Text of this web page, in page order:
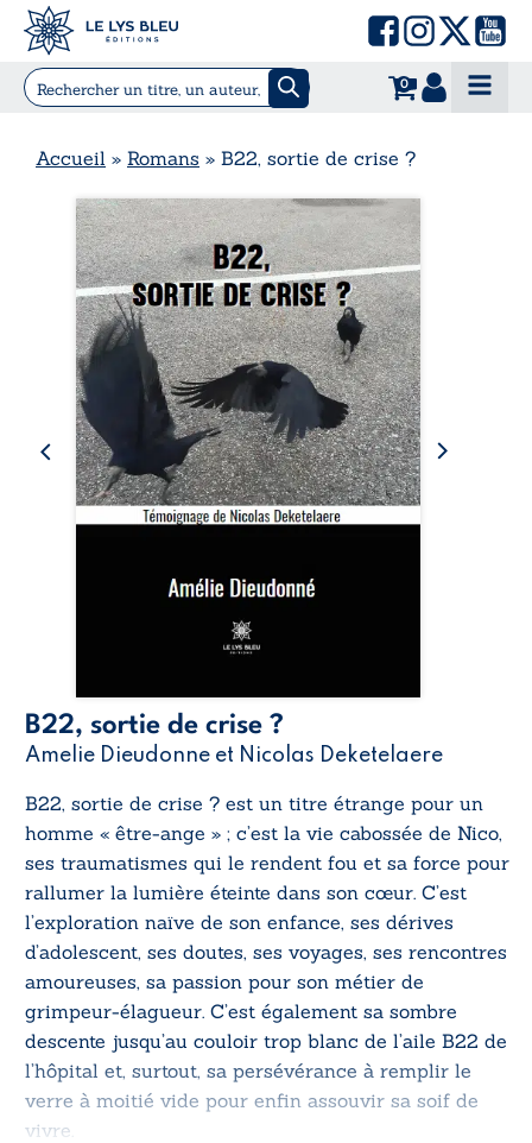
0
Accueil » Romans » B22, sortie de crise ?
B22, sortie de crise ?
Amelie Dieudonne et Nicolas Deketelaere
B22, sortie de crise ? est un titre étrange pour un
homme « être-ange » ; c’est la vie cabossée de Nico,
ses traumatismes qui le rendent fou et sa force pour
rallumer la lumière éteinte dans son cœur. C’est
l’exploration naïve de son enfance, ses dérives
d’adolescent, ses doutes, ses voyages, ses rencontres
amoureuses, sa passion pour son métier de
grimpeur-élagueur. C’est également sa sombre
descente jusqu’au couloir trop blanc de l’aile B22 de
l’hôpital et, surtout, sa persévérance à remplir le
verre à moitié vide pour enfin assouvir sa soif de
vivre.